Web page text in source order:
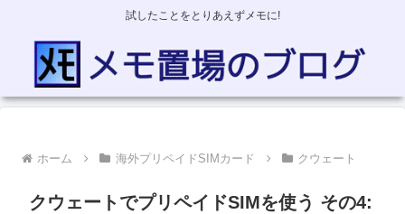
試したことをとりあえずメモに!
ホーム 海外プリペイドSIMカード クウェート
クウェートでプリペイドSIMを使う その4: